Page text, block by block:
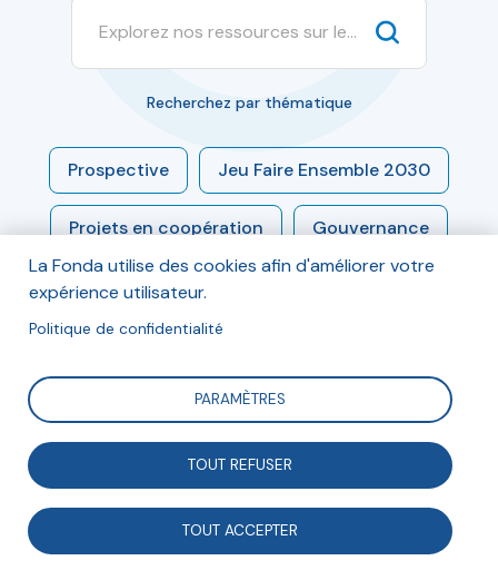
Recherchez par thématique
Prospective Jeu Faire Ensemble 2030
Projets en coopération Gouvernance
Engagement Modèles socio-économiques
Enjeux sociétaux
Associations et démocratie
La Fonda utilise des cookies afin d'améliorer votre
expérience utilisateur.
Politique de confidentialité
PARAMÈTRES
TOUT REFUSER
TOUT ACCEPTER